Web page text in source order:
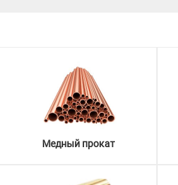
Медный прокат